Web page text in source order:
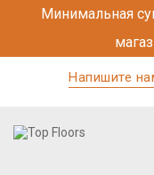
Минимальная
Напишите